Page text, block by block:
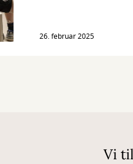
26. februar 2025
Vi